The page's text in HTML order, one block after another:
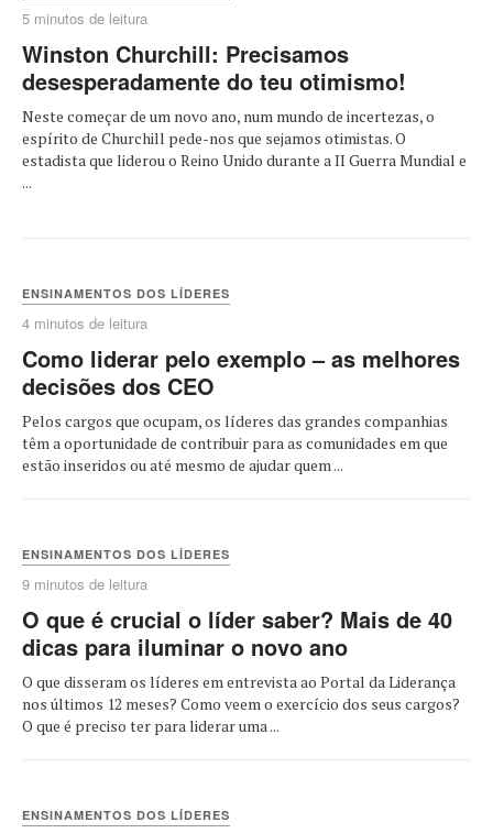
5 minutos de leitura
Winston Churchill: Precisamos
desesperadamente do teu otimismo!
Neste começar de um novo ano, num mundo de incertezas, o
espírito de Churchill pede-nos que sejamos otimistas. O
estadista que liderou o Reino Unido durante a II Guerra Mundial e
...
ENSINAMENTOS DOS LÍDERES
4 minutos de leitura
Como liderar pelo exemplo – as melhores
decisões dos CEO
Pelos cargos que ocupam, os líderes das grandes companhias
têm a oportunidade de contribuir para as comunidades em que
estão inseridos ou até mesmo de ajudar quem ...
ENSINAMENTOS DOS LÍDERES
9 minutos de leitura
O que é crucial o líder saber? Mais de 40
dicas para iluminar o novo ano
O que disseram os líderes em entrevista ao Portal da Liderança
nos últimos 12 meses? Como veem o exercício dos seus cargos?
O que é preciso ter para liderar uma ...
ENSINAMENTOS DOS LÍDERES